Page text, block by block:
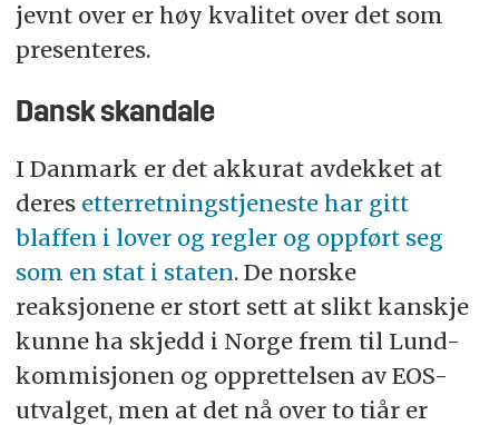
jevnt over er høy kvalitet over det som
presenteres.
Dansk skandale
I Danmark er det akkurat avdekket at
deres etterretningstjeneste har gitt
blaffen i lover og regler og oppført seg
som en stat i staten. De norske
reaksjonene er stort sett at slikt kanskje
kunne ha skjedd i Norge frem til Lund-
kommisjonen og opprettelsen av EOS-
utvalget, men at det nå over to tiår er